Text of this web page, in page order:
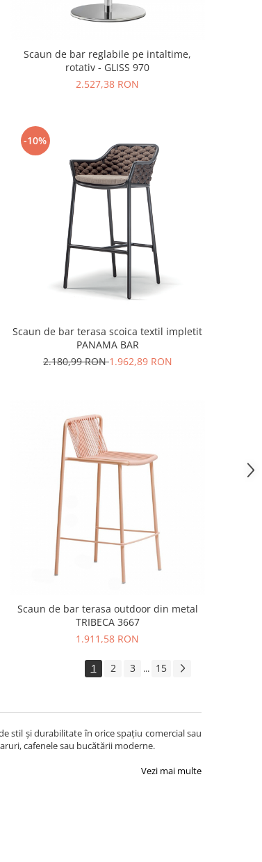
Scaun de bar reglabile pe intaltime,
rotativ - GLISS 970
2.527,38 RON
-10%
Scaun de bar terasa scoica textil impletit
PANAMA BAR
2.180,99 RON1.962,89 RON
Scaun de bar terasa outdoor din metal
TRIBECA 3667
1.911,58 RON
1 2 3 ... 15
stil și durabilitate în orice spațiu comercial sau
cafenele sau bucătării moderne.
Vezi mai multe